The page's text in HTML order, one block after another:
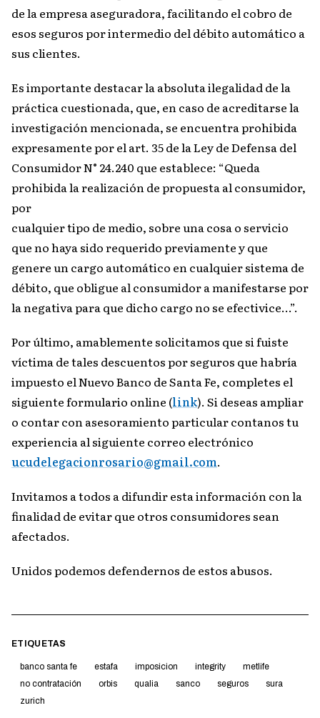
de la empresa aseguradora, facilitando el cobro de
esos seguros por intermedio del débito automático a
sus clientes.
Es importante destacar la absoluta ilegalidad de la
práctica cuestionada, que, en caso de acreditarse la
investigación mencionada, se encuentra prohibida
expresamente por el art. 35 de la Ley de Defensa del
Consumidor N° 24.240 que establece: “Queda
prohibida la realización de propuesta al consumidor,
por
cualquier tipo de medio, sobre una cosa o servicio
que no haya sido requerido previamente y que
genere un cargo automático en cualquier sistema de
débito, que obligue al consumidor a manifestarse por
la negativa para que dicho cargo no se efectivice…”.
Por último, amablemente solicitamos que si fuiste
víctima de tales descuentos por seguros que habría
impuesto el Nuevo Banco de Santa Fe, completes el
siguiente formulario online (link). Si deseas ampliar
o contar con asesoramiento particular contanos tu
experiencia al siguiente correo electrónico
ucudelegacionrosario@gmail.com.
Invitamos a todos a difundir esta información con la
finalidad de evitar que otros consumidores sean
afectados.
Unidos podemos defendernos de estos abusos.
ETIQUETAS
banco santa fe estafa imposicion integrity
metlife
no contratación
orbis qualia sanco seguros
sura
zurich